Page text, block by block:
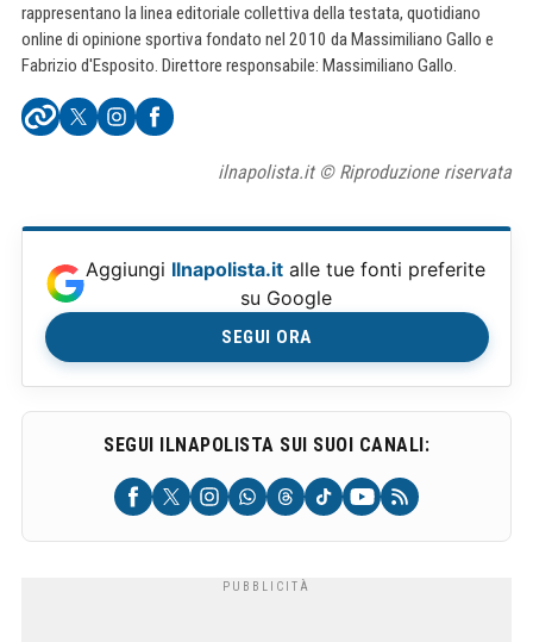
rappresentano la linea editoriale collettiva della testata, quotidiano
online di opinione sportiva fondato nel 2010 da Massimiliano Gallo e
Fabrizio d'Esposito. Direttore responsabile: Massimiliano Gallo.
ilnapolista.it © Riproduzione riservata
Aggiungi Ilnapolista.it alle tue fonti preferite
su Google
SEGUI ORA
SEGUI ILNAPOLISTA SUI SUOI CANALI: